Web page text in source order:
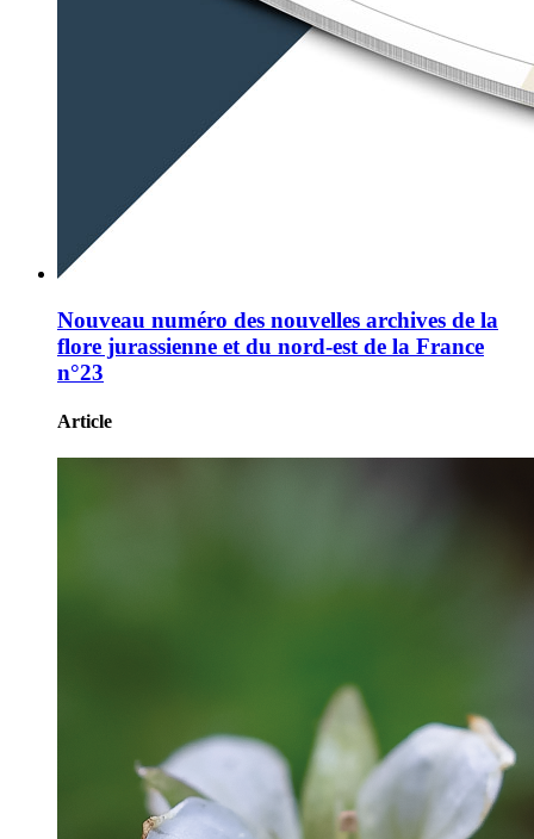
Nouveau numéro des nouvelles archives de la
flore jurassienne et du nord-est de la France
n°23
Article